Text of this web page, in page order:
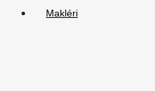
Makléri